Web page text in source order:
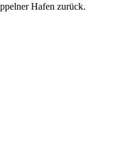
Hafen zurück.